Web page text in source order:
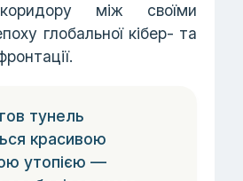
між своїми
глобальної кібер- та
тунель
красивою
утопією —